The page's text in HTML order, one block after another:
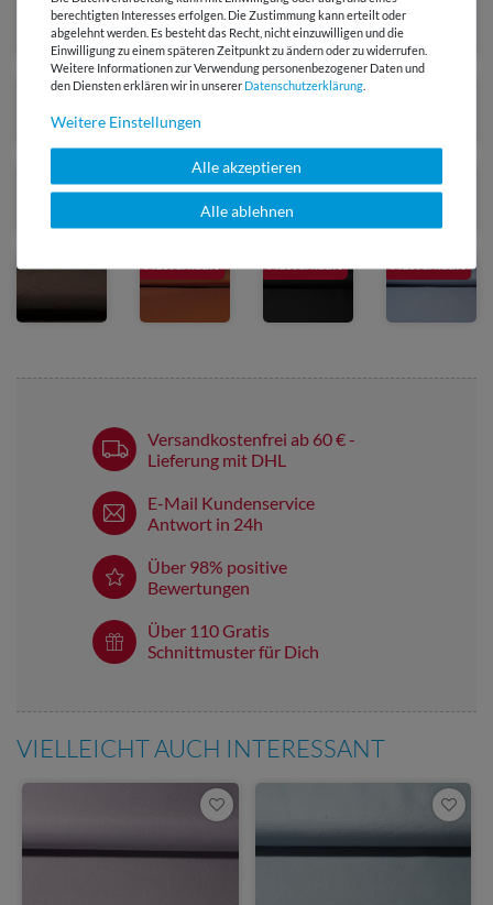
Ausverkauft Ausverkauft Ausverkauft
Versandkostenfrei ab 60 € -
Lieferung mit DHL
E-Mail Kundenservice
Antwort in 24h
Über 98% positive
Bewertungen
Über 110 Gratis
Schnittmuster für Dich
VIELLEICHT AUCH INTERESSANT
berechtigten Interesses erfolgen. Die Zustimmung kann erteilt oder
abgelehnt werden. Es besteht das Recht, nicht einzuwilligen und die
Einwilligung zu einem späteren Zeitpunkt zu ändern oder zu widerrufen.
Weitere Informationen zur Verwendung personenbezogener Daten und
den Diensten erklären wir in unserer Daten­schutz­erklärung
Weitere Einstellungen
Alle akzeptieren
Alle ablehnen